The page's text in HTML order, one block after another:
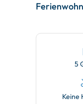
5
Keine